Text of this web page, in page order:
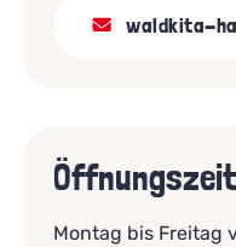
Montag bis Freitag